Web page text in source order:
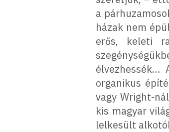
a
házak nem
erős, keleti
élvezhessék…
organikus
vagy Wright-
kis magyar
lelkesült